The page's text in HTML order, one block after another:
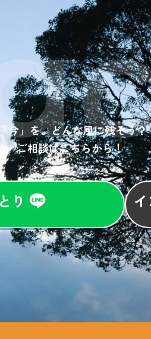
今」を、どんな風に残そう
・ご相談はこちらから！
り